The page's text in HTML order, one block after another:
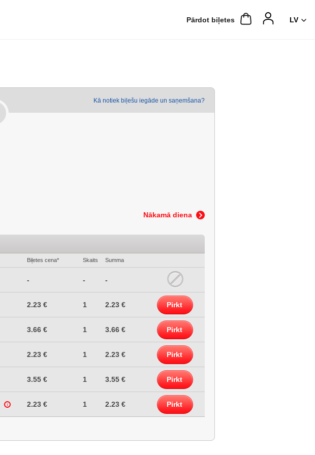
Pārdot biļetes
Kā notiek biļešu iegāde un saņemšana?
Nākamā diena
Biļetes cena* Skaits Summa
- - -
2.23 € 1 2.23 € Pirkt
3.66 € 1 3.66 € Pirkt
2.23 € 1 2.23 € Pirkt
3.55 € 1 3.55 € Pirkt
2.23 € 1 2.23 € Pirkt